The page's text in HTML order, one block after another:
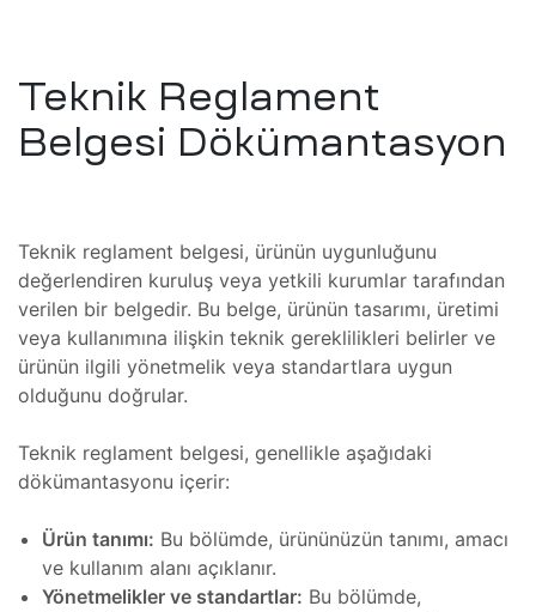
Teknik Reglament
Belgesi Dökümantasyon
Teknik reglament belgesi, ürünün uygunluğunu
değerlendiren kuruluş veya yetkili kurumlar tarafından
verilen bir belgedir. Bu belge, ürünün tasarımı, üretimi
veya kullanımına ilişkin teknik gereklilikleri belirler ve
ürünün ilgili yönetmelik veya standartlara uygun
olduğunu doğrular.
Teknik reglament belgesi, genellikle aşağıdaki
dökümantasyonu içerir:
Ürün tanımı: Bu bölümde, ürününüzün tanımı, amacı
ve kullanım alanı açıklanır.
Yönetmelikler ve standartlar: Bu bölümde,